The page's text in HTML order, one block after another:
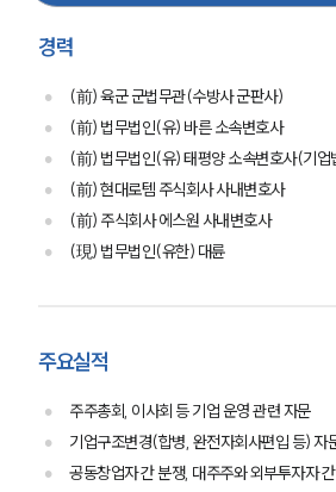
경력
(前) 육군 군법무관(수방사 군판사)
(前) 법무법인(유) 바른 소속변호사
(前) 법무법인(유) 태평양 소속변호사(기
(前) 현대로템 주식회사 사내변호사
(前) 주식회사 에스원 사내변호사
(現) 법무법인(유한) 대륜
주요실적
주주총회, 이사회 등 기업 운영 관련 자문
기업구조변경(합병, 완전자회사편입 등) 자
공동창업자 간 분쟁, 대주주와 외부투자자